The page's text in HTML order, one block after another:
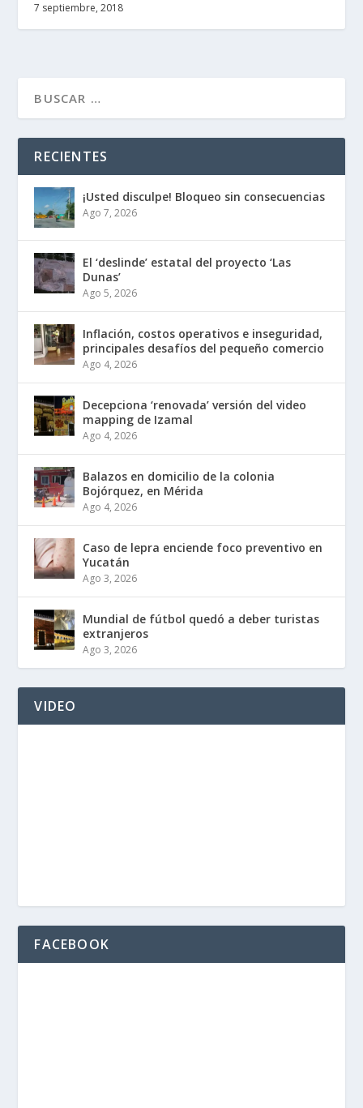
7 septiembre, 2018
RECIENTES
¡Usted disculpe! Bloqueo sin consecuencias
Ago 7, 2026
El ‘deslinde’ estatal del proyecto ‘Las
Dunas’
Ago 5, 2026
Inflación, costos operativos e inseguridad,
principales desafíos del pequeño comercio
Ago 4, 2026
Decepciona ‘renovada’ versión del video
mapping de Izamal
Ago 4, 2026
Balazos en domicilio de la colonia
Bojórquez, en Mérida
Ago 4, 2026
Caso de lepra enciende foco preventivo en
Yucatán
Ago 3, 2026
Mundial de fútbol quedó a deber turistas
extranjeros
Ago 3, 2026
VIDEO
FACEBOOK